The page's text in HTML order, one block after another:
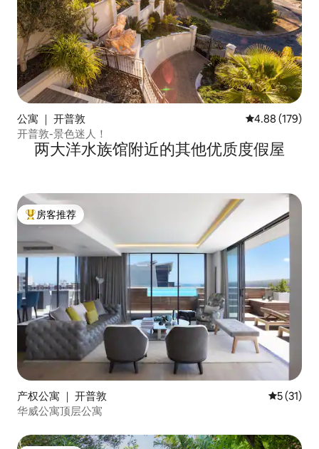
公寓 ｜ 开普敦 平均评分 4.88
4.88 (179)
开普敦-景色迷人！
两大洋水族馆附近的其他优质度假屋
热门「房客推荐」
房客推荐
产权公寓 ｜ 开普敦 平均评分
5 (31)
华威公寓顶层公寓